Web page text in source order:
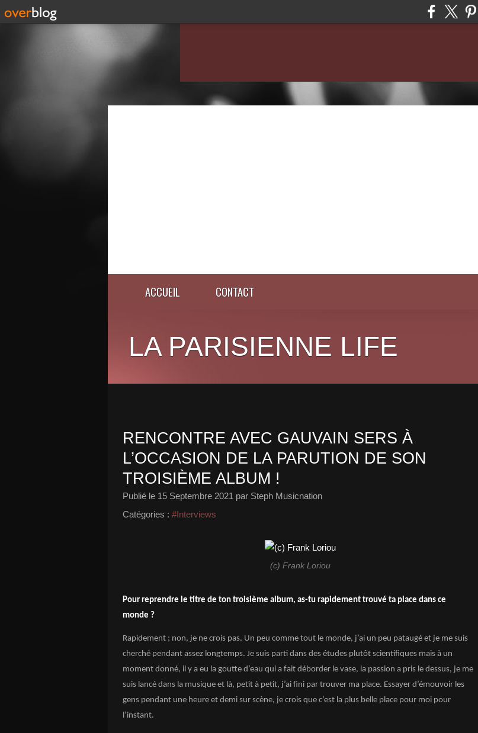
ACCUEIL CONTACT
LA PARISIENNE LIFE
RENCONTRE AVEC GAUVAIN SERS À
L’OCCASION DE LA PARUTION DE SON
TROISIÈME ALBUM !
Publié le 15 Septembre 2021 par Steph Musicnation
Catégories : #Interviews
(c) Frank Loriou
Pour reprendre le titre de ton troisième album, as-tu rapidement trouvé ta place dans ce
monde ?
Rapidement ; non, je ne crois pas. Un peu comme tout le monde, j’ai un peu pataugé et je me suis
cherché pendant assez longtemps. Je suis parti dans des études plutôt scientifiques mais à un
moment donné, il y a eu la goutte d’eau qui a fait déborder le vase, la passion a pris le dessus, je me
suis lancé dans la musique et là, petit à petit, j’ai fini par trouver ma place. Essayer d’émouvoir les
gens pendant une heure et demi sur scène, je crois que c’est la plus belle place pour moi pour
l’instant.